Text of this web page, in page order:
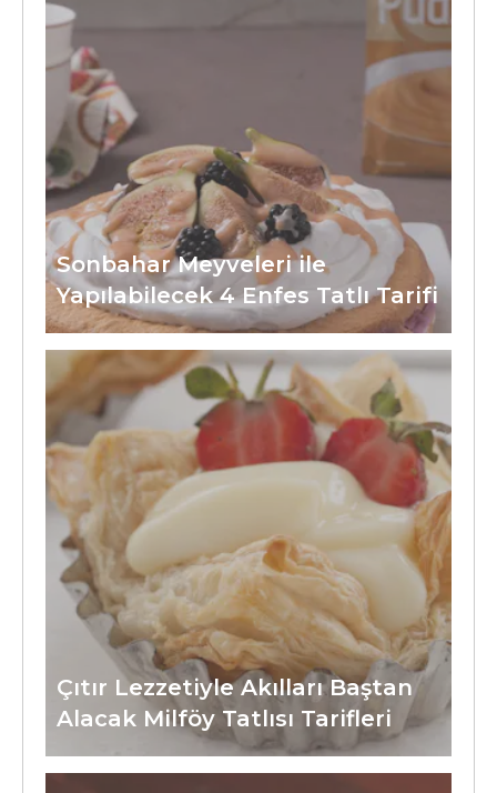
Sonbahar Meyveleri ile
Yapılabilecek 4 Enfes Tatlı Tarifi
Çıtır Lezzetiyle Akılları Baştan
Alacak Milföy Tatlısı Tarifleri